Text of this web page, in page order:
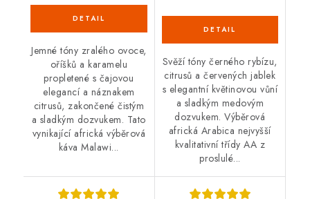
Jemné tóny zralého ovoce,
oříšků a karamelu
propletené s čajovou
elegancí a náznakem
citrusů, zakončené čistým
a sladkým dozvukem. Tato
vynikající africká výběrová
káva Malawi...
Svěží tóny černého rybízu,
citrusů a červených jablek
s elegantní květinovou vůní
a sladkým medovým
dozvukem. Výběrová
africká Arabica nejvyšší
kvalitativní třídy AA z
proslulé...